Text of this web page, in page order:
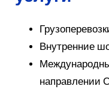
Внутренние
направлении